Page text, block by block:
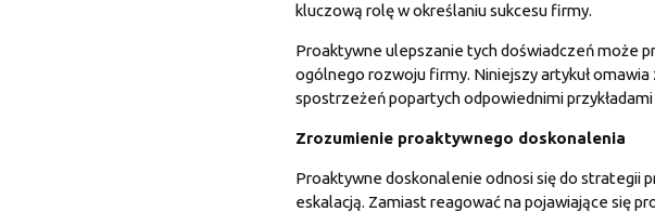
kluczową rolę w określaniu sukcesu firmy.
Proaktywne ulepszanie tych doświadczeń może
ogólnego rozwoju firmy. Niniejszy artykuł
spostrzeżeń popartych odpowiednimi
Zrozumienie proaktywnego doskonalenia
Proaktywne doskonalenie odnosi się do strategii
eskalacją. Zamiast reagować na pojawiające się